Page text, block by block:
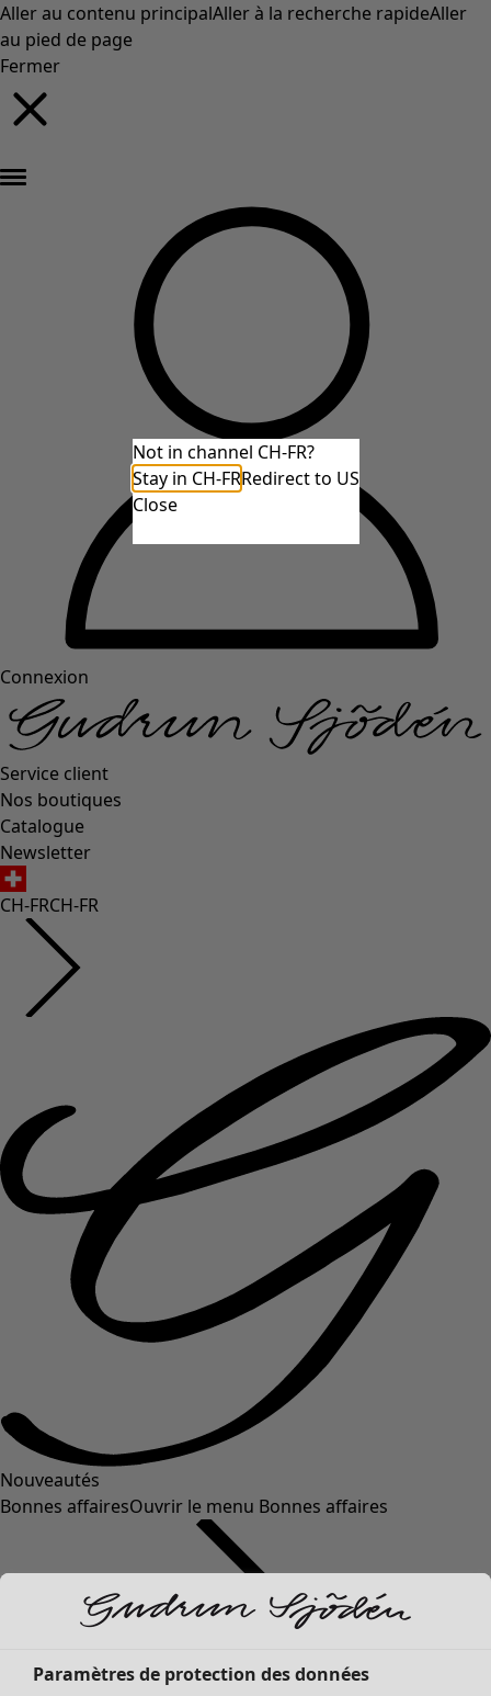
Aller au contenu principalAller à la recherche rapideAller
au pied de page
Fermer
Connexion
Service client
Nos boutiques
Catalogue
Newsletter
CH-FRCH-FR
Nouveautés
Bonnes affairesOuvrir le menu Bonnes affaires
Not in channel CH-FR?
Stay in CH-FRRedirect to US
Close
Paramètres de protection des données